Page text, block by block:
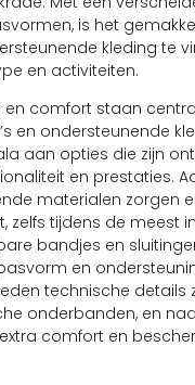
is het
kleding te
en activiteiten.
en comfort staan
en ondersteunende
aan opties die zijn
en prestaties.
materialen zorgen
zelfs tijdens de meest
bandjes en
en
technische details
onderbanden, en
comfort en